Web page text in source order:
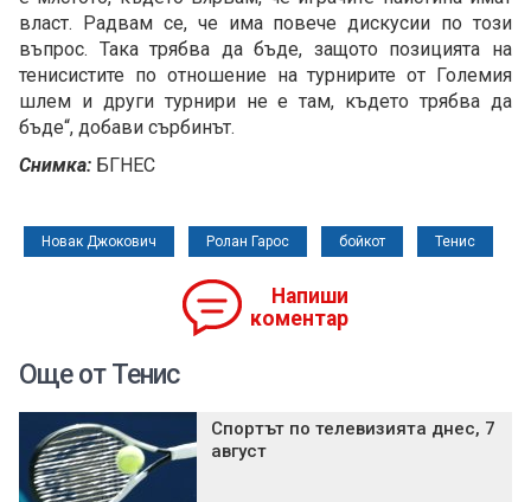
власт. Радвам се, че има повече дискусии по този
въпрос. Така трябва да бъде, защото позицията на
тенисистите по отношение на турнирите от Големия
шлем и други турнири не е там, където трябва да
бъде“, добави сърбинът.
Снимка: БГНЕС
Новак Джокович Ролан Гарос бойкот Тенис
Напиши
коментар
Още от Тенис
Спортът по телевизията днес, 7
август